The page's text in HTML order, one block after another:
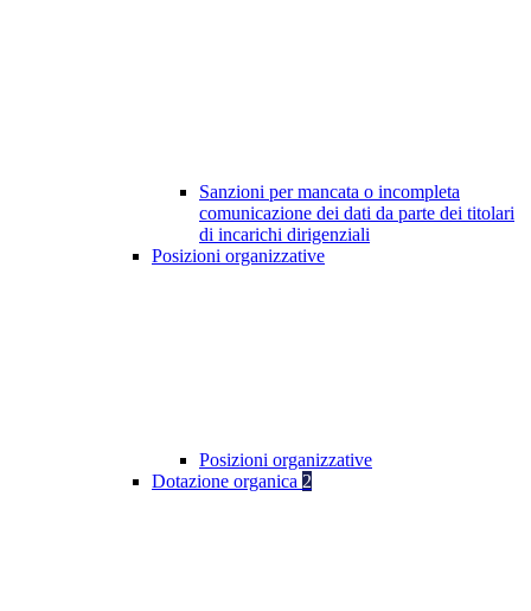
Sanzioni per mancata o incompleta
comunicazione dei dati da parte dei titolari
di incarichi dirigenziali
Posizioni organizzative
Posizioni organizzative
Dotazione organica 2